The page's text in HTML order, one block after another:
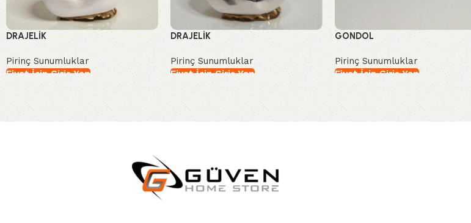
DRAJELİK
Pirinç Sunumluklar
Fiyat İçin Giriş Yap
İncele
DRAJELİK
Pirinç Sunumluklar
Fiyat İçin Giriş Yap
İncele
GONDOL
Pirinç Sunumluklar
Fiyat İçin Giriş Yap
İncele
Read More